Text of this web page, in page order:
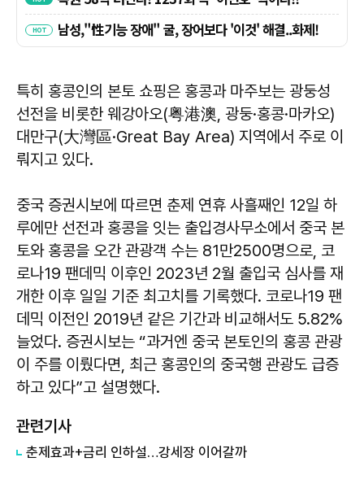
특히 홍콩인의 본토 쇼핑은 홍콩과 마주보는 광둥성
선전을 비롯한 웨강아오(粤港澳, 광둥·홍콩·마카오)
대만구(大灣區·Great Bay Area) 지역에서 주로 이
뤄지고 있다.
중국 증권시보에 따르면 춘제 연휴 사흘째인 12일 하
루에만 선전과 홍콩을 잇는 출입경사무소에서 중국 본
토와 홍콩을 오간 관광객 수는 81만2500명으로, 코
로나19 팬데믹 이후인 2023년 2월 출입국 심사를 재
개한 이후 일일 기준 최고치를 기록했다. 코로나19 팬
데믹 이전인 2019년 같은 기간과 비교해서도 5.82%
늘었다. 증권시보는 “과거엔 중국 본토인의 홍콩 관광
이 주를 이뤘다면, 최근 홍콩인의 중국행 관광도 급증
하고 있다”고 설명했다.
관련기사
춘제효과+금리 인하설…강세장 이어갈까